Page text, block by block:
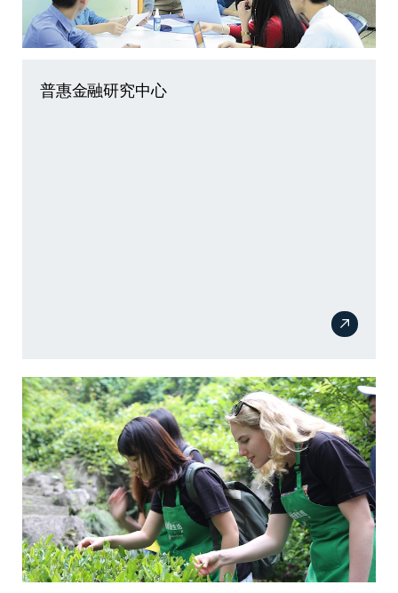
普惠金融研究中心